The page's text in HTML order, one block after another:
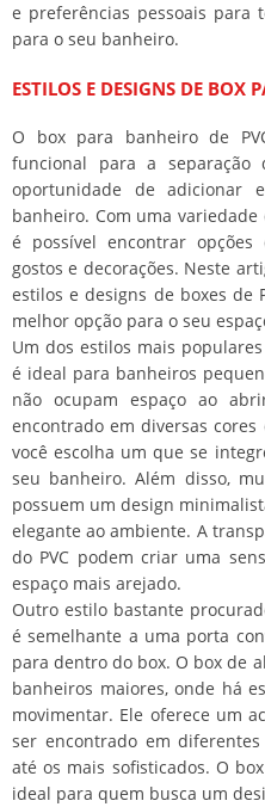
e preferências pessoais para
para o seu banheiro.
ESTILOS E DESIGNS DE BOX
O box para banheiro de
funcional para a separação
oportunidade de adicionar
banheiro. Com uma
é possível encontrar
gostos e decorações. Neste
estilos e designs de boxes de
melhor opção para o seu
Um dos estilos mais
é ideal para banheiros
não ocupam espaço ao
encontrado em diversas
você escolha um que se
seu banheiro. Além disso,
possuem um design
elegante ao ambiente. A
do PVC podem criar uma
espaço mais arejado.
Outro estilo bastante
é semelhante a uma porta
para dentro do box. O box de
banheiros maiores, onde há
movimentar. Ele oferece um
ser encontrado em
até os mais sofisticados. O
ideal para quem busca um